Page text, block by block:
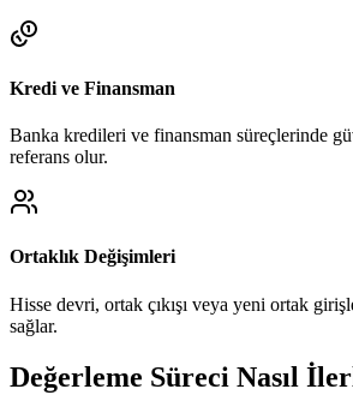
Kredi ve Finansman
Banka kredileri ve finansman süreçlerinde
referans olur.
Ortaklık Değişimleri
Hisse devri, ortak çıkışı veya yeni ortak
sağlar.
Değerleme Süreci Nasıl